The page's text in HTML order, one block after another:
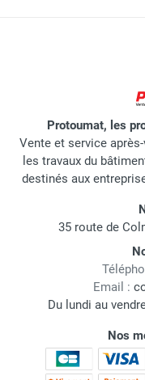
Protoumat, les
Vente et service
les travaux du
destinés aux
35 route de
Email :
Du lundi au
Nos